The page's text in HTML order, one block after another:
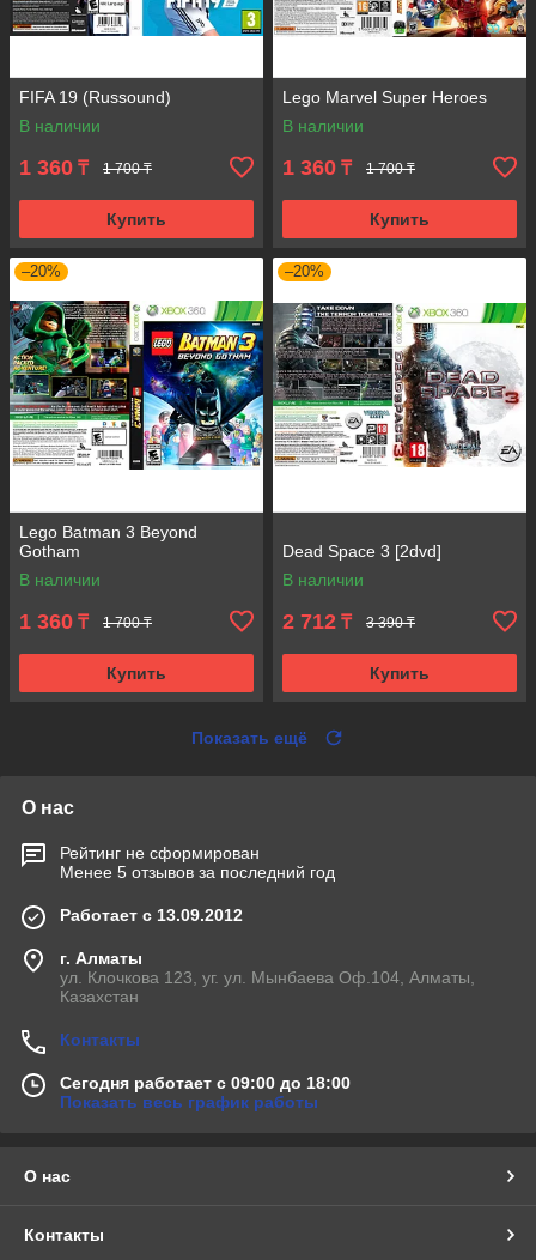
FIFA 19 (Russound)
В наличии
1 360 ₸ 1 700 ₸
Купить
Lego Marvel Super Heroes
В наличии
1 360 ₸ 1 700 ₸
Купить
–20%
Lego Batman 3 Beyond
Gotham
В наличии
1 360 ₸ 1 700 ₸
Купить
–20%
Dead Space 3 [2dvd]
В наличии
2 712 ₸ 3 390 ₸
Купить
Показать ещё
О нас
Рейтинг не сформирован
Менее 5 отзывов за последний год
Работает с 13.09.2012
г. Алматы
ул. Клочкова 123, уг. ул. Мынбаева Оф.104, Алматы,
Казахстан
Контакты
Сегодня работает с 09:00 до 18:00
Показать весь график работы
О нас
Контакты